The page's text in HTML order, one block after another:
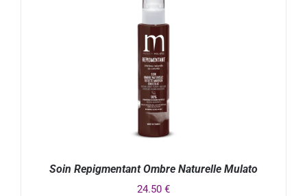
Soin Repigmentant Ombre Naturelle Mulato
24.50 €